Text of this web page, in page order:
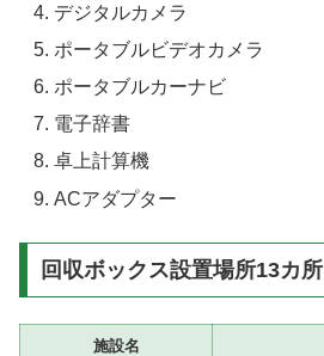
デジタルカメラ
ポータブルビデオカメラ
ポータブルカーナビ
電子辞書
卓上計算機
ACアダプター
回収ボックス設置場所13カ所
施設名